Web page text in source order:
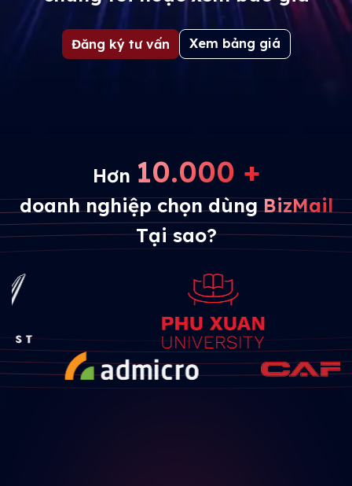
Đăng ký tư vấn Xem bảng giá
Hơn 10.000 +
doanh nghiệp chọn dùngBizMail
Tại sao?